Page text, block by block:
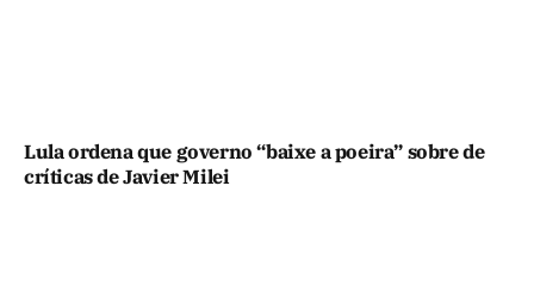
Lula ordena que governo “baixe a poeira” sobre de
críticas de Javier Milei